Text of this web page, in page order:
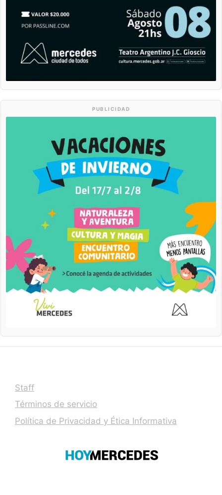
PUBLICIDAD
Staff
Términos de servicio
Política de Privacidad y Ética Informativa